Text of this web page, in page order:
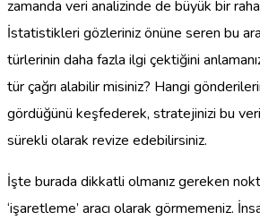
zamanda veri analizinde de büyük bir
İstatistikleri gözleriniz önüne seren bu
türlerinin daha fazla ilgi çektiğini
tür çağrı alabilir misiniz? Hangi
gördüğünü keşfederek, stratejinizi bu
sürekli olarak revize edebilirsiniz.
İşte burada dikkatli olmanız gereken
‘işaretleme’ aracı olarak görmemeniz.